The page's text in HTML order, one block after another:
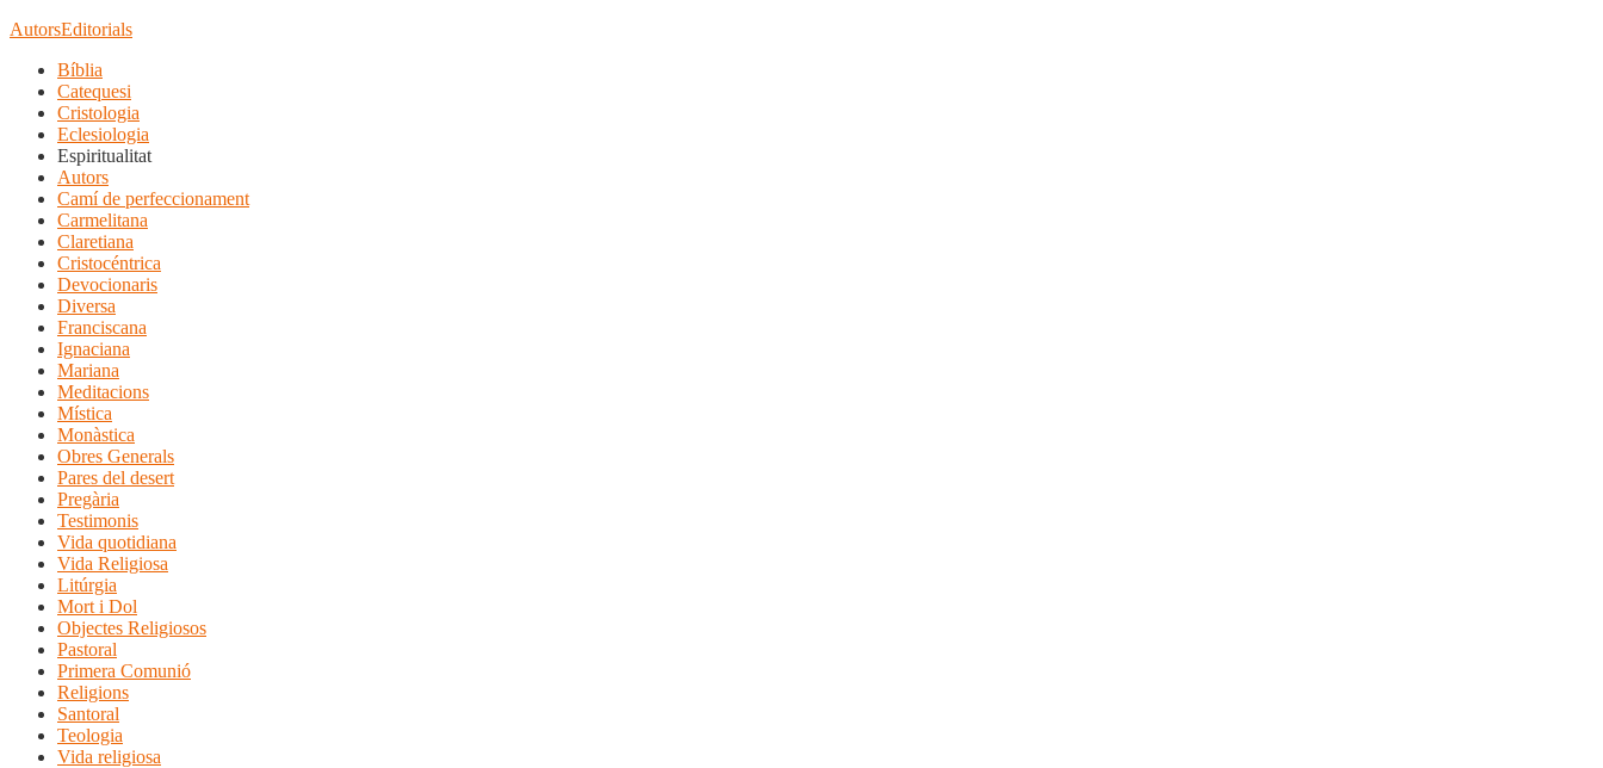
AutorsEditorials
Bíblia
Catequesi
Cristologia
Eclesiologia
Espiritualitat
Autors
Camí de perfeccionament
Carmelitana
Claretiana
Cristocéntrica
Devocionaris
Diversa
Franciscana
Ignaciana
Mariana
Meditacions
Mística
Monàstica
Obres Generals
Pares del desert
Pregària
Testimonis
Vida quotidiana
Vida Religiosa
Litúrgia
Mort i Dol
Objectes Religiosos
Pastoral
Primera Comunió
Religions
Santoral
Teologia
Vida religiosa